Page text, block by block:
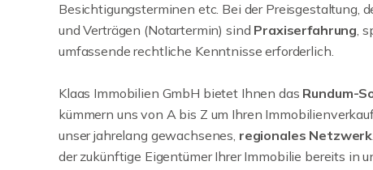
Besichtigungsterminen etc. Bei der Preisgestaltung,
und Verträgen (Notartermin) sind Praxiserfahrung,
umfassende rechtliche Kenntnisse erforderlich.
Klaas Immobilien GmbH bietet Ihnen das Rundum-
kümmern uns von A bis Z um Ihren
unser jahrelang gewachsenes, regionales Netzwerk
der zukünftige Eigentümer Ihrer Immobilie bereits in